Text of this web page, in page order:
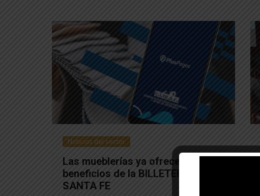
Noticias del sector
Las mueblerías ya ofrecen los
beneficios de la BILLETERA
SANTA FE